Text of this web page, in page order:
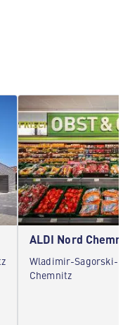
ALDI Nord
Wladimir-Sagorski-
Chemnitz